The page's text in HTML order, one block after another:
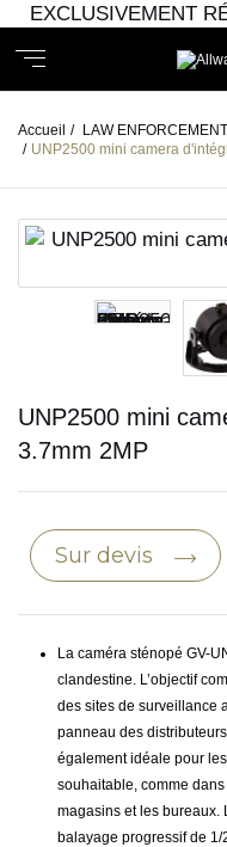
EXCLUSIVEMENT
Accueil / LAW ENFORCEMENT
/ UNP2500 mini camera
UNP2500 mini
3.7mm 2MP
Sur devis
La caméra sténopé GV-
clandestine. L’objectif
des sites de surveillance
panneau des
également idéale pour
souhaitable, comme
magasins et les bureaux.
balayage progressif de